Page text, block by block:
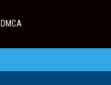
DMCA